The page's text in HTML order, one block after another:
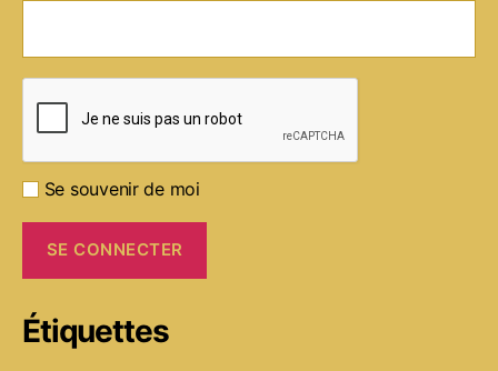
Se souvenir de moi
Étiquettes